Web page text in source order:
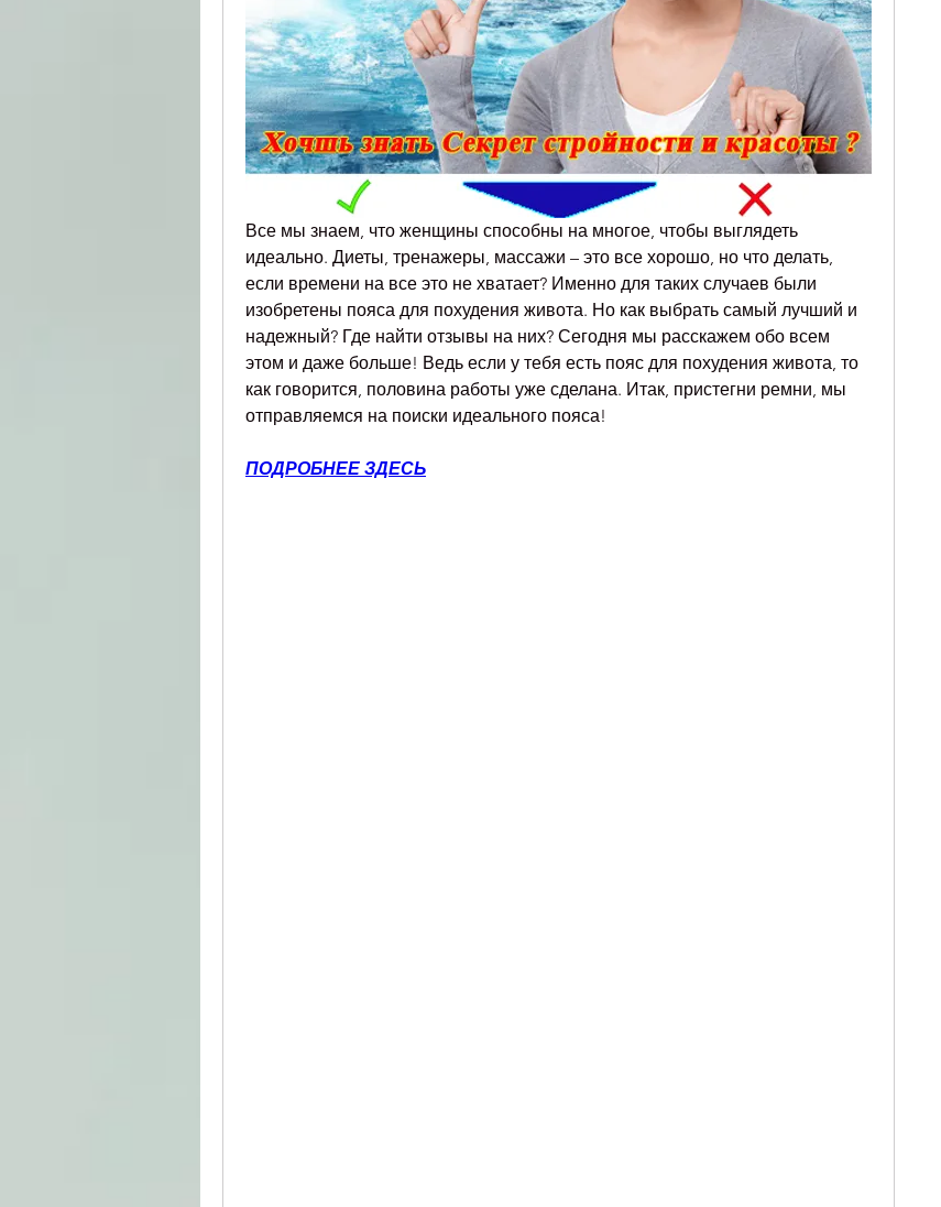
Все мы знаем, что женщины способны на многое, чтобы выглядеть
идеально. Диеты, тренажеры, массажи – это все хорошо, но что делать,
если времени на все это не хватает? Именно для таких случаев были
изобретены пояса для похудения живота. Но как выбрать самый лучший и
надежный? Где найти отзывы на них? Сегодня мы расскажем обо всем
этом и даже больше! Ведь если у тебя есть пояс для похудения живота, то
как говорится, половина работы уже сделана. Итак, пристегни ремни, мы
отправляемся на поиски идеального пояса!
ПОДРОБНЕЕ ЗДЕСЬ